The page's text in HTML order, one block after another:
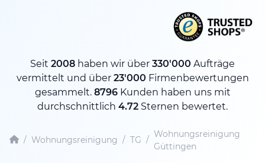
Seit 2008 haben wir über 330'000 Aufträge
vermittelt und über 23'000 Firmenbewertungen
gesammelt. 8796Kunden haben uns mit
durchschnittlich 4.72 Sternen bewertet.
/ Wohnungsreinigung / TG /
Wohnungsreinigung
Güttingen